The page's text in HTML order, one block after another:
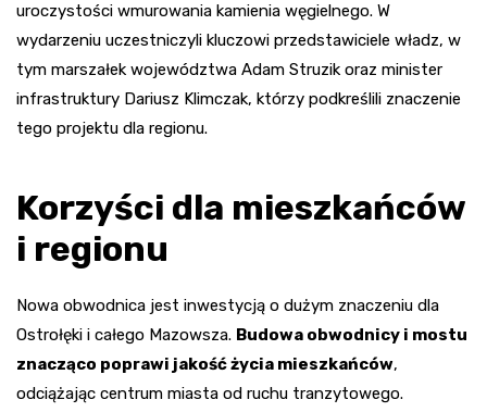
uroczystości wmurowania kamienia węgielnego. W
wydarzeniu uczestniczyli kluczowi przedstawiciele władz, w
tym marszałek województwa Adam Struzik oraz minister
infrastruktury Dariusz Klimczak, którzy podkreślili znaczenie
tego projektu dla regionu.
Korzyści dla mieszkańców
i regionu
Nowa obwodnica jest inwestycją o dużym znaczeniu dla
Ostrołęki i całego Mazowsza. Budowa obwodnicy i mostu
znacząco poprawi jakość życia mieszkańców,
odciążając centrum miasta od ruchu tranzytowego.